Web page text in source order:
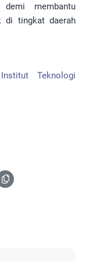
membantu
di tingkat daerah
Teknologi